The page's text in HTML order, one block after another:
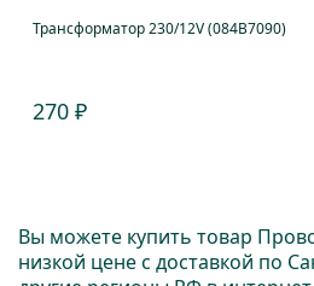
Трансформатор 230/12V (084B7090)
270 ₽
Вы можете купить товар
низкой цене с доставкой по